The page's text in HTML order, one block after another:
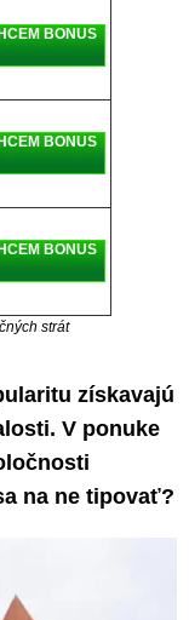
BONUS
BONUS
BONUS
strát
získavajú
V ponuke
na ne tipovať?